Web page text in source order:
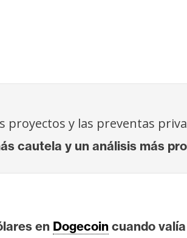
proyectos y las preventas
cautela y un análisis más
en Dogecoin cuando